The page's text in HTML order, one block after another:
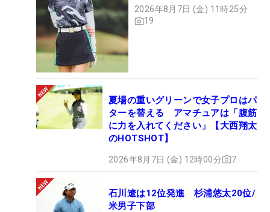
2026年8月7日 (金) 11時25分
19
夏場の重いグリーンで女子プロはパ
ターを替える アマチュアは「腹筋
に力を入れてください」【大西翔太
のHOTSHOT】
2026年8月7日 (金) 12時00分 7
石川遼は12位発進 杉浦悠太20位/
米男子下部